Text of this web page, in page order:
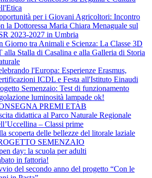
per i Giovani Agricoltori: Incontro
la Dottoressa Maria Chiara Menaguale sul
2023-2027 in Umbria
Giorno tra Animali e Scienza: La Classe 3D
alla Stalla di Casalina e alla Galleria di Storia
l'Europa: Esperienze Erasmus,
ICDL e Festa all'Istituto Einaudi
Semenzaio: Test di funzionamento
luminosità lampade ok!
PREMI ETAB
didattica al Parco Naturale Regionale
– Classi prime
scoperta delle bellezze del litorale laziale
SEMENZAIO
day: la scuola per adulti
in fattoria!
del secondo anno del progetto “Con le